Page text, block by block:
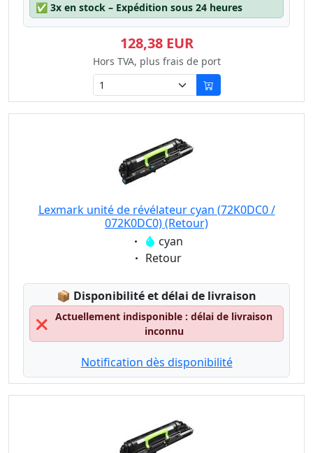
✅ 3x en stock – Expédition sous 24 heures
128,38 EUR
Hors TVA, plus frais de port
Lexmark unité de révélateur cyan (72K0DC0 /
072K0DC0) (Retour)
Eigenschaft:
cyan
Eigenschaft:
Retour
📦 Lagerstatus:
Disponibilité et délai de livraison
❌
Actuellement indisponible : délai de livraison
inconnu
Notification dès disponibilité